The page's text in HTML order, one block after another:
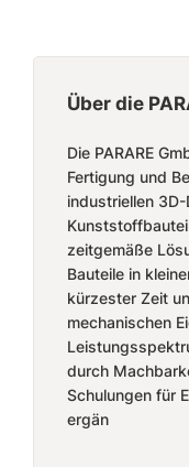
Über die
Die PARARE
Fertigung und
industriellen
zeitgemäße
Bauteile in
kürzester Zeit
mechanischen
durch
Schulungen für
ergän